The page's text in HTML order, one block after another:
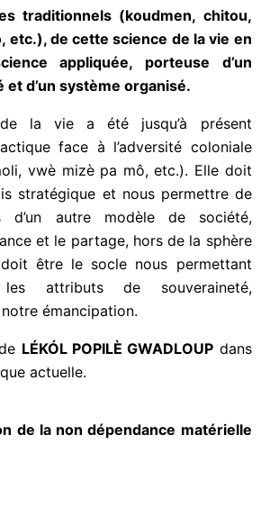
espérimanté chimen pou dèmen
à faire de nos savoirs faire et
mô, etc.), de cette science
une science appliquée,
de société et d’un système
la vie a été jusqu’à présent
face à l’adversité coloniale
vwè mizè pa mô, etc.). Elle doit
stratégique et nous permettre
et le partage, hors de la
Elle doit être le socle nous
à notre émancipation.
de